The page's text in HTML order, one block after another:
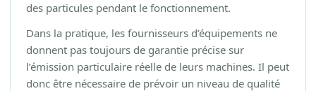
des particules pendant le fonctionnement.
Dans la pratique, les fournisseurs d’équipements ne
donnent pas toujours de garantie précise sur
l’émission particulaire réelle de leurs machines. Il peut
donc être nécessaire de prévoir un niveau de qualité